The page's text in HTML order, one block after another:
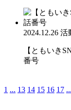
2024.12.26 活
【ともいき
番号
1 ... 13 14 15 16 17 ...